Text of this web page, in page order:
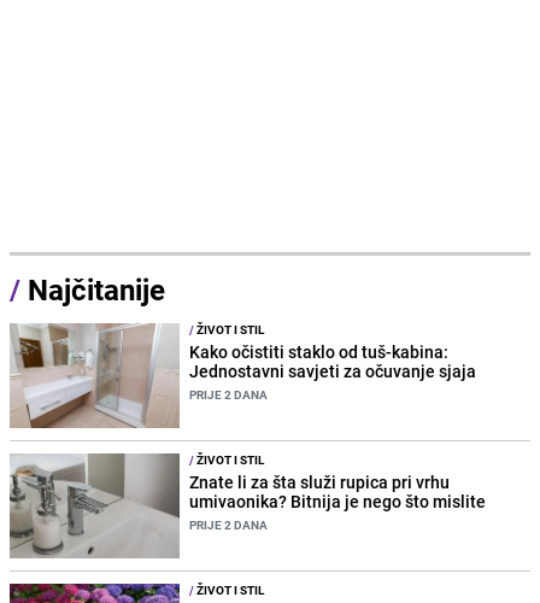
/ Najčitanije
/ŽIVOT I STIL
Kako očistiti staklo od tuš-kabina:
Jednostavni savjeti za očuvanje sjaja
PRIJE 2 DANA
/ŽIVOT I STIL
Znate li za šta služi rupica pri vrhu
umivaonika? Bitnija je nego što mislite
PRIJE 2 DANA
/ŽIVOT I STIL